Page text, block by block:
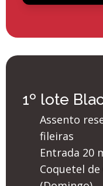
1º lote
Assento
fileiras
Entrada 20
Coquetel